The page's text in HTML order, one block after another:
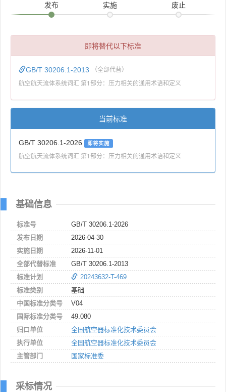
发布 实施 废止
即将替代以下标准
GB/T 30206.1-2013 （全部代替）
航空航天流体系统词汇 第1部分：压力相关的通用术语和定义
当前标准
GB/T 30206.1-2026 即将实施
航空航天流体系统词汇 第1部分：压力相关的通用术语和定义
基础信息
标准号
GB/T 30206.1-2026
发布日期
2026-04-30
实施日期
2026-11-01
全部代替标准
GB/T 30206.1-2013
标准计划
20243632-T-469
标准类别
基础
中国标准分类号
V04
国际标准分类号
49.080
归口单位
全国航空器标准化技术委员会
执行单位
全国航空器标准化技术委员会
主管部门
国家标准委
采标情况